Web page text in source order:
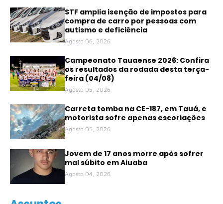
STF amplia isenção de impostos para
compra de carro por pessoas com
autismo e deficiência
Agosto 06, 2026
Campeonato Tauaense 2026: Confira
os resultados da rodada desta terça-
feira (04/08)
Agosto 05, 2026
Carreta tomba na CE-187, em Tauá, e
motorista sofre apenas escoriações
Agosto 05, 2026
Jovem de 17 anos morre após sofrer
mal súbito em Aiuaba
Agosto 04, 2026